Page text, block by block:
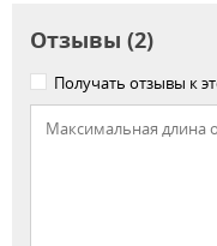
Отзывы (2)
Получать отзывы к